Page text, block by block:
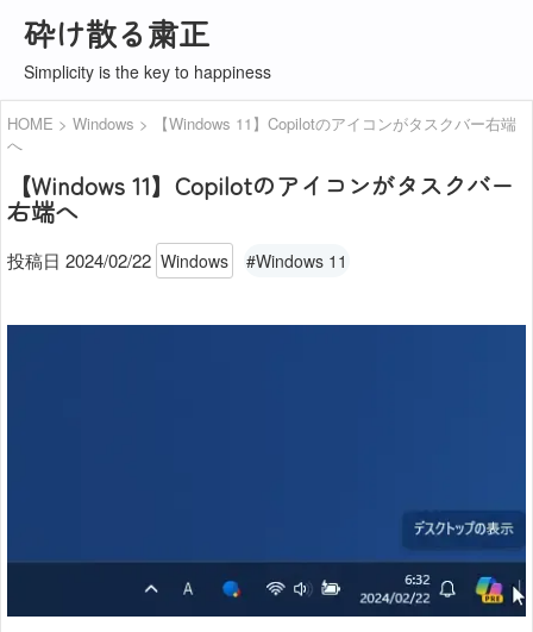
砕け散る粛正
Simplicity is the key to happiness
HOME Windows
【Windows 11】Copilotのアイコンがタスクバー右端
へ
【Windows 11】Copilotのアイコンがタスクバー
右端へ
投稿日 2024/02/22 Windows #Windows 11